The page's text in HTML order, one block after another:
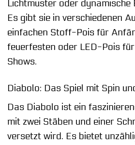
Lichtmuster oder dynamische
Es gibt sie in verschiedenen
einfachen Stoff-Pois für
feuerfesten oder LED-Pois
Shows.
Diabolo: Das Spiel mit Spin
Das Diabolo ist ein
mit zwei Stäben und einer
versetzt wird. Es bietet